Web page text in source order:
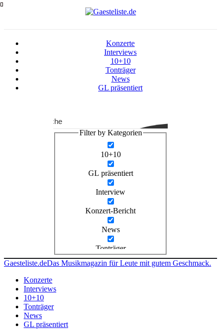
Konzerte
Interviews
10+10
Tonträger
News
GL präsentiert
Suche
Filter by Kategorien
10+10
GL präsentiert
Interview
Konzert-Bericht
News
Tonträger
Gaesteliste.deDas Musikmagazin für Leute mit gutem Geschmack.
Konzerte
Interviews
10+10
Tonträger
News
GL präsentiert